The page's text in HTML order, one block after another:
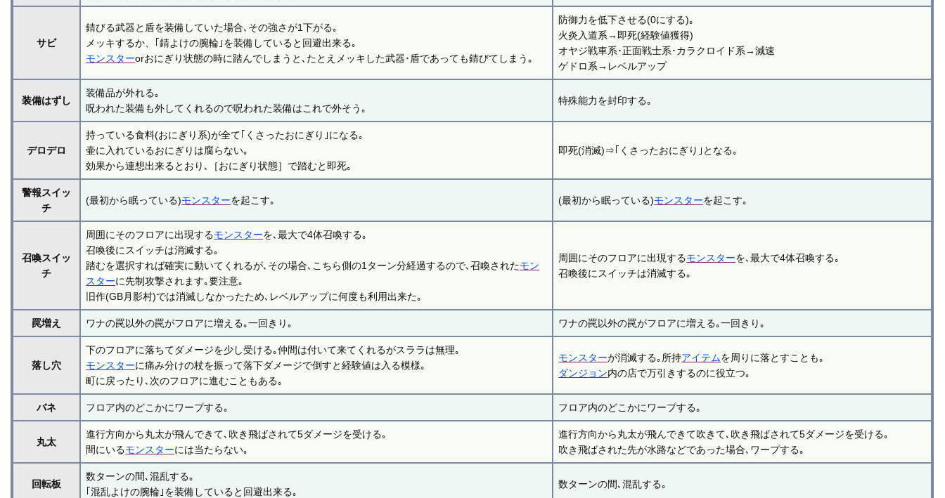
サビ
錆びる武器と盾を装備していた場合､その強さが1下がる｡
メッキするか、｢錆よけの腕輪｣を装備していると回避出来る｡
モンスターorおにぎり状態の時に踏んでしまうと､たとえメッキした武器･盾であっても錆びてしまう｡
防御力を低下させる(0にする)｡
火炎入道系→即死(経験値獲得)
オヤジ戦車系･正面戦士系･カラクロイド系→減速
ゲドロ系→レベルアップ
装備はずし
装備品が外れる｡
呪われた装備も外してくれるので呪われた装備はこれで外そう｡
特殊能力を封印する｡
デロデロ
持っている食料(おにぎり系)が全て｢くさったおにぎり｣になる｡
壷に入れているおにぎりは腐らない｡
効果から連想出来るとおり､［おにぎり状態］で踏むと即死｡
即死(消滅)⇒｢くさったおにぎり｣となる｡
警報スイッ
チ
(最初から眠っている)モンスターを起こす｡ (最初から眠っている)モンスターを起こす｡
召喚スイッ
チ
周囲にそのフロアに出現するモンスターを､最大で4体召喚する｡
召喚後にスイッチは消滅する｡
踏むを選択すれば確実に動いてくれるが､その場合､こちら側の1ターン分経過するので､召喚されたモン
スターに先制攻撃されます｡要注意｡
旧作(GB月影村)では消滅しなかったため､レベルアップに何度も利用出来た｡
周囲にそのフロアに出現するモンスターを､最大で4体召喚する｡
召喚後にスイッチは消滅する｡
罠増え ワナの罠以外の罠がフロアに増える｡一回きり｡ ワナの罠以外の罠がフロアに増える｡一回きり｡
落し穴
下のフロアに落ちてダメージを少し受ける｡仲間は付いて来てくれるがスララは無理｡
モンスターに痛み分けの杖を振って落下ダメージで倒すと経験値は入る模様｡
町に戻ったり､次のフロアに進むこともある｡
モンスターが消滅する｡所持アイテムを周りに落とすことも｡
ダンジョン内の店で万引きするのに役立つ｡
バネ フロア内のどこかにワープする｡ フロア内のどこかにワープする｡
丸太
進行方向から丸太が飛んできて､吹き飛ばされて5ダメージを受ける｡
間にいるモンスターには当たらない｡
進行方向から丸太が飛んできて吹きて､吹き飛ばされて5ダメージを受ける｡
吹き飛ばされた先が水路などであった場合､ワープする｡
回転板
数ターンの間､混乱する｡
｢混乱よけの腕輪｣を装備していると回避出来る｡
数ターンの間､混乱する｡